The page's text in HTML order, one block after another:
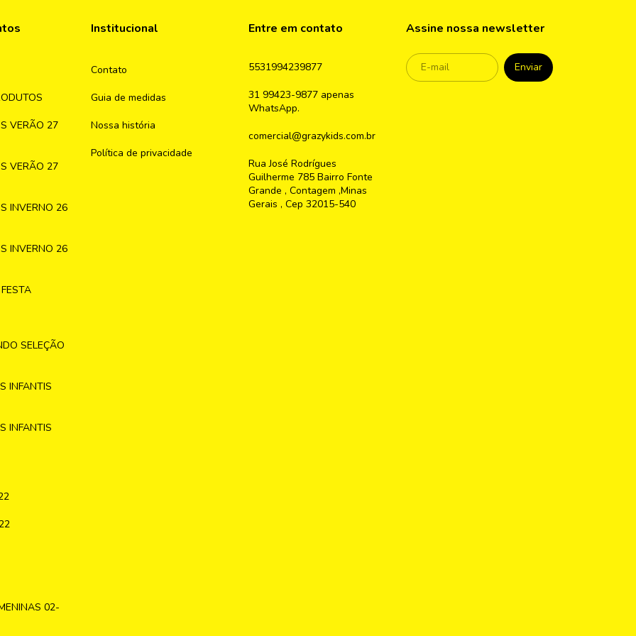
VERÃO 27
VERÃO 27
INVERNO 26
INVERNO 26
SELEÇÃO
INFANTIS
INFANTIS
02-
Institucional
Contato
Guia de medidas
Nossa história
Política de privacidade
Entre em contato
5531994239877
31 99423-9877 apenas
WhatsApp.
comercial@grazykids.com.br
Rua José Rodrígues
Guilherme 785 Bairro Fonte
Grande , Contagem ,Minas
Gerais , Cep 32015-540
Assine nossa newsletter